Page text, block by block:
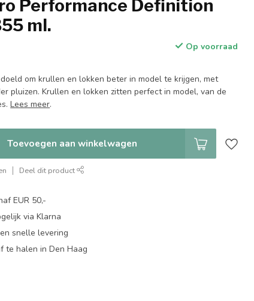
Performance Definition
ml.
Op voorraad
om krullen en lokken beter in model te krijgen, met
pluizen. Krullen en lokken zitten perfect in model, van de
Lees meer.
Toevoegen aan winkelwagen
Deel dit product
EUR 50,-
via Klarna
snelle levering
te halen in Den Haag